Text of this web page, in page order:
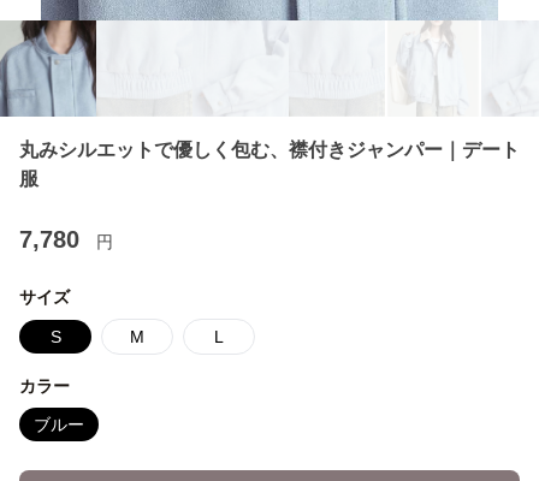
丸みシルエットで優しく包む、襟付きジャンパー｜デート
服
7,780 円
サイズ
S M L
カラー
ブルー